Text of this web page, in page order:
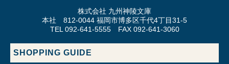
株式会社 九州神陵文庫
本社 812-0044 福岡市博多区千代4丁目31-5
TEL 092-641-5555 FAX 092-641-3060
SHOPPING GUIDE